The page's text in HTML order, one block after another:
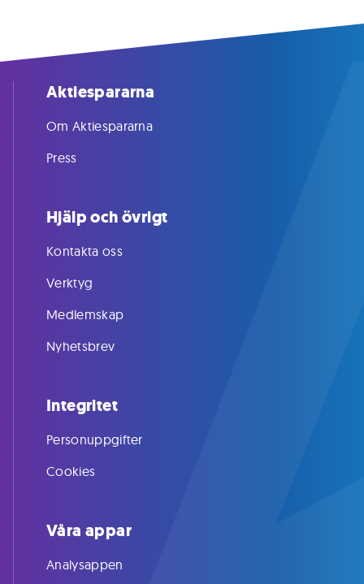
Aktiespararna
Om Aktiespararna
Press
Hjälp och övrigt
Kontakta oss
Verktyg
Medlemskap
Nyhetsbrev
Integritet
Personuppgifter
Cookies
Våra appar
Analysappen